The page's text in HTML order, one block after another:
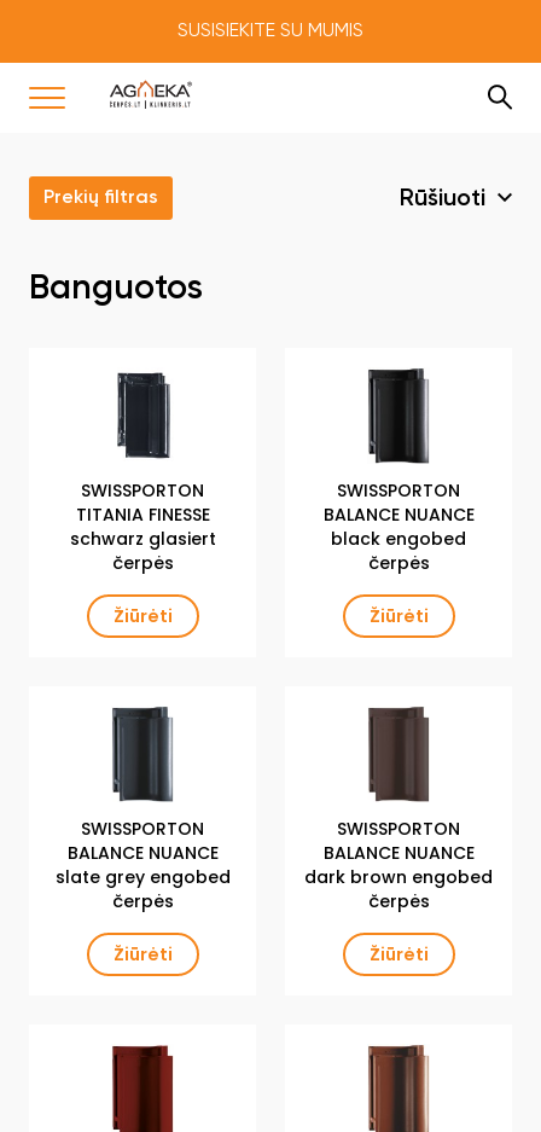
SUSISIEKITE SU MUMIS
Prekių filtras Rūšiuoti
Banguotos
SWISSPORTON
TITANIA FINESSE
schwarz glasiert
čerpės
Žiūrėti
SWISSPORTON
BALANCE NUANCE
black engobed
čerpės
Žiūrėti
SWISSPORTON
BALANCE NUANCE
slate grey engobed
čerpės
Žiūrėti
SWISSPORTON
BALANCE NUANCE
dark brown engobed
čerpės
Žiūrėti